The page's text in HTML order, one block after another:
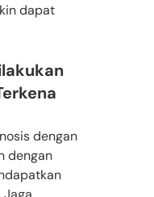
dapat
dengan
dengan